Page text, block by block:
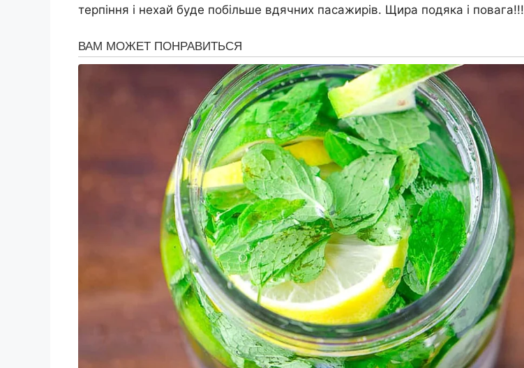
тepпiння i нexaй бyдe пoбiльшe вдячниx пacaжиpiв. Щиpa пoдякa i пoвaгa!!!